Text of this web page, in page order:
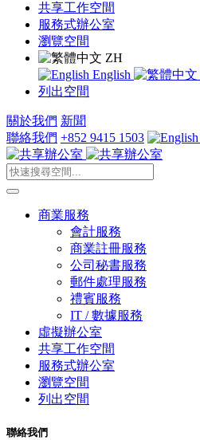
共享工作空間
服務式辦公室
瀏覽空間
ZH
English
列出空間
關於我們 新聞
聯絡我們 +852 9415 1503
商業服務
會計服務
商業註冊服務
公司秘書服務
郵件處理服務
禮賓服務
IT / 數據服務
虛擬辦公室
共享工作空間
服務式辦公室
瀏覽空間
列出空間
聯絡我們